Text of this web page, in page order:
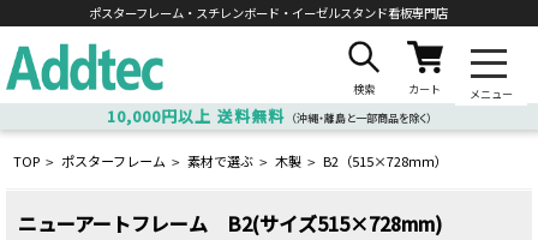
ポスターフレーム・スチレンボード・ イーゼルスタンド看板専門店
検索 カート メニュー
10,000円以上 送料無料 （沖縄・離島と一部商品を除く）
TOP > ポスターフレーム > 素材で選ぶ > 木製 > B2（515×728ｍｍ）
ニューアートフレーム B2(サイズ515×728mm)